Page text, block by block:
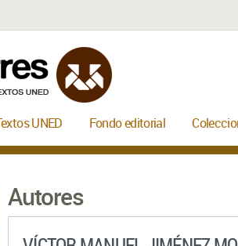
UNED Fondo editorial
Autores